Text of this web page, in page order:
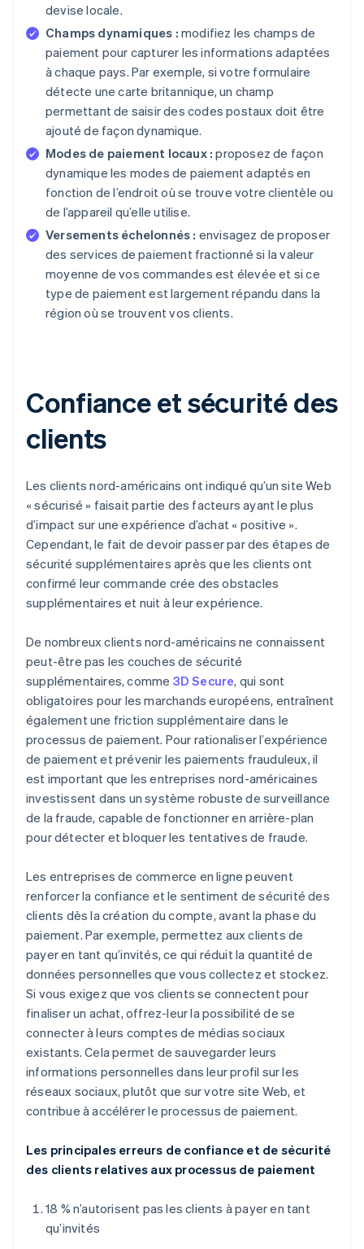
devise locale.
Champs dynamiques : modifiez les champs de
paiement pour capturer les informations adaptées
à chaque pays. Par exemple, si votre formulaire
détecte une carte britannique, un champ
permettant de saisir des codes postaux doit être
ajouté de façon dynamique.
Modes de paiement locaux : proposez de façon
dynamique les modes de paiement adaptés en
fonction de l’endroit où se trouve votre clientèle ou
de l’appareil qu’elle utilise.
Versements échelonnés : envisagez de proposer
des services de paiement fractionné si la valeur
moyenne de vos commandes est élevée et si ce
type de paiement est largement répandu dans la
région où se trouvent vos clients.
Confiance et sécurité des
clients
Les clients nord-américains ont indiqué qu’un site Web
« sécurisé » faisait partie des facteurs ayant le plus
d’impact sur une expérience d’achat « positive ».
Cependant, le fait de devoir passer par des étapes de
sécurité supplémentaires après que les clients ont
confirmé leur commande crée des obstacles
supplémentaires et nuit à leur expérience.
De nombreux clients nord-américains ne connaissent
peut-être pas les couches de sécurité
supplémentaires, comme 3D Secure, qui sont
obligatoires pour les marchands européens, entraînent
également une friction supplémentaire dans le
processus de paiement. Pour rationaliser l’expérience
de paiement et prévenir les paiements frauduleux, il
est important que les entreprises nord-américaines
investissent dans un système robuste de surveillance
de la fraude, capable de fonctionner en arrière-plan
pour détecter et bloquer les tentatives de fraude.
Les entreprises de commerce en ligne peuvent
renforcer la confiance et le sentiment de sécurité des
clients dès la création du compte, avant la phase du
paiement. Par exemple, permettez aux clients de
payer en tant qu’invités, ce qui réduit la quantité de
données personnelles que vous collectez et stockez.
Si vous exigez que vos clients se connectent pour
finaliser un achat, offrez-leur la possibilité de se
connecter à leurs comptes de médias sociaux
existants. Cela permet de sauvegarder leurs
informations personnelles dans leur profil sur les
réseaux sociaux, plutôt que sur votre site Web, et
contribue à accélérer le processus de paiement.
Les principales erreurs de confiance et de sécurité
des clients relatives aux processus de paiement
18 % n’autorisent pas les clients à payer en tant
qu’invités